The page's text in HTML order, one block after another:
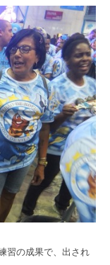
習の成果で、出され